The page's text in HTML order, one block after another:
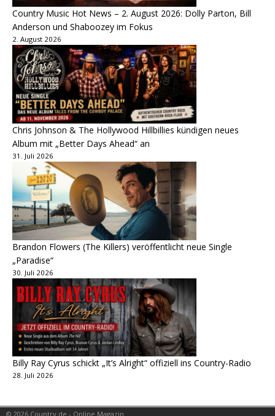
Country Music Hot News – 2. August 2026: Dolly Parton, Bill
Anderson und Shaboozey im Fokus
2. August 2026
Chris Johnson & The Hollywood Hillbillies kündigen neues
Album mit „Better Days Ahead“ an
31. Juli 2026
Brandon Flowers (The Killers) veröffentlicht neue Single
„Paradise“
30. Juli 2026
Billy Ray Cyrus schickt „It’s Alright“ offiziell ins Country-Radio
28. Juli 2026
© 2026 Country.de - Online Magazin